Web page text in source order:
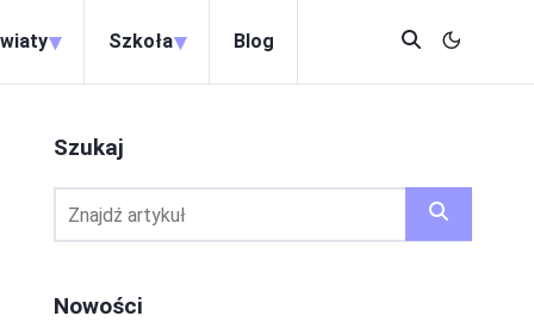
▾ Szkoła▾ Blog
Szukaj
Nowości